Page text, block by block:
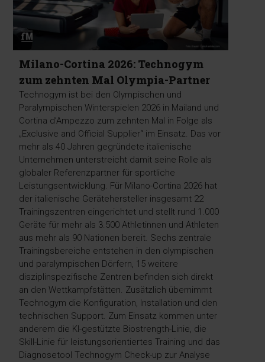
Milano-Cortina 2026: Technogym
zum zehnten Mal Olympia-Partner
Technogym ist bei den Olympischen und
Paralympischen Winterspielen 2026 in Mailand und
Cortina d’Ampezzo zum zehnten Mal in Folge als
„Exclusive and Official Supplier“ im Einsatz. Das vor
mehr als 40 Jahren gegründete italienische
Unternehmen unterstreicht damit seine Rolle als
globaler Referenzpartner für sportliche
Leistungsentwicklung. Für Milano-Cortina 2026 hat
der italienische Gerätehersteller insgesamt 22
Trainingszentren eingerichtet und stellt rund 1.000
Geräte für mehr als 3.500 Athletinnen und Athleten
aus mehr als 90 Nationen bereit. Sechs zentrale
Trainingsbereiche entstehen in den olympischen
und paralympischen Dörfern, 15 weitere
disziplinspezifische Zentren befinden sich direkt
an den Wettkampfstätten. Zusätzlich übernimmt
Technogym die Konfiguration, Installation und den
technischen Support. Zum Einsatz kommen unter
anderem die KI-gestützte Biostrength-Linie, die
Skill-Linie für leistungsorientiertes Training und das
Diagnosetool Technogym Check-up zur Analyse